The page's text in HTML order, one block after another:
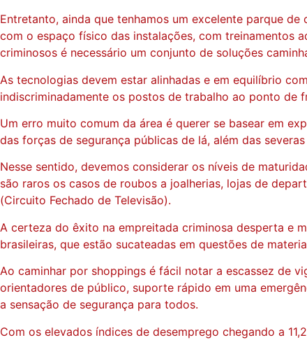
Entretanto, ainda que tenhamos um excelente parque
com o espaço físico das instalações, com treinamentos
criminosos é necessário um conjunto de soluções
As tecnologias devem estar alinhadas e em equilíbrio
indiscriminadamente os postos de trabalho ao ponto de
Um erro muito comum da área é querer se basear em
das forças de segurança públicas de lá, além das
Nesse sentido, devemos considerar os níveis de
são raros os casos de roubos a joalherias, lojas de
(Circuito Fechado de Televisão).
A certeza do êxito na empreitada criminosa desperta e
brasileiras, que estão sucateadas em questões de
Ao caminhar por shoppings é fácil notar a escassez de
orientadores de público, suporte rápido em uma
a sensação de segurança para todos.
Com os elevados índices de desemprego chegando a